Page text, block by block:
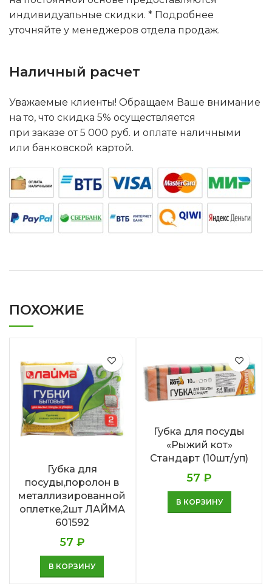
индивидуальные скидки. * Подробнее
уточняйте у менеджеров отдела продаж.
Наличный расчет
Уважаемые клиенты! Обращаем Ваше внимание
на то, что скидка 5% осуществляется
при заказе от 5 000 руб. и оплате наличными
или банковской картой.
ПОХОЖИЕ
Губка для
посуды,поролон в
металлизированной
оплетке,2шт ЛАЙМА
601592
57 ₽
В КОРЗИНУ
Губка для посуды
«Рыжий кот»
Стандарт (10шт/уп)
57₽
В КОРЗИНУ